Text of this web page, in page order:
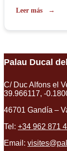
que quieran
Leer más
Palau Ducal
C/ Duc Alfons el
39.966117, -
46701 Gandía –
Tel: +34 962 871
Email: